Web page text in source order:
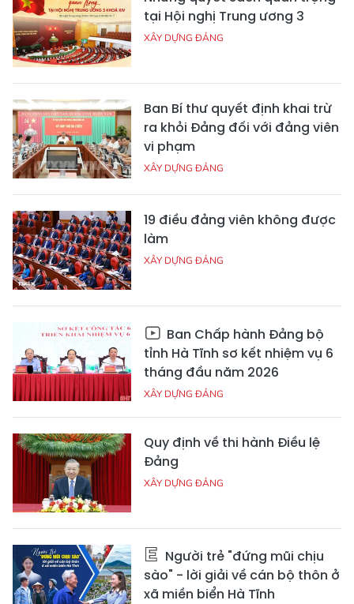
tại Hội nghị Trung ương 3
XÂY DỰNG ĐẢNG
Ban Bí thư quyết định khai trừ
ra khỏi Đảng đối với đảng viên
vi phạm
XÂY DỰNG ĐẢNG
19 điều đảng viên không được
làm
XÂY DỰNG ĐẢNG
Ban Chấp hành Đảng bộ
tỉnh Hà Tĩnh sơ kết nhiệm vụ 6
tháng đầu năm 2026
XÂY DỰNG ĐẢNG
Quy định về thi hành Điều lệ
Đảng
XÂY DỰNG ĐẢNG
Người trẻ "đứng mũi chịu
sào" - lời giải về cán bộ thôn ở
xã miền biển Hà Tĩnh